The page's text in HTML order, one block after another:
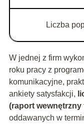
Liczba
W jednej z firm
roku pracy z
komunikacyjne,
ankiety satysfakcji,
(raport wewnętrzny
oddawanych w